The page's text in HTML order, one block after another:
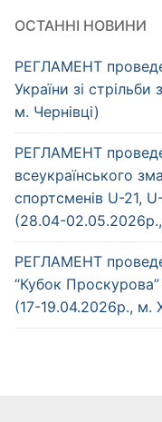
ОСТАННІ НОВИНИ
РЕГЛАМЕНТ
України зі стрільби
м. Чернівці)
РЕГЛАМЕНТ
всеукраїнського
спортсменів U-21, U-
(28.04-
РЕГЛАМЕНТ
“Кубок Проскурова”
(17-19.04.2026р., м.